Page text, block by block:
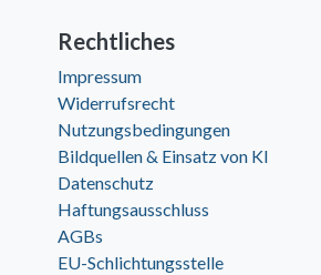
Rechtliches
Impressum
Widerrufsrecht
Nutzungsbedingungen
Bildquellen & Einsatz von KI
Datenschutz
Haftungsausschluss
AGBs
EU-Schlichtungsstelle